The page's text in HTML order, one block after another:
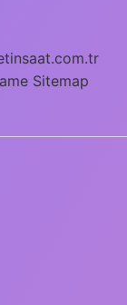
Sitemap